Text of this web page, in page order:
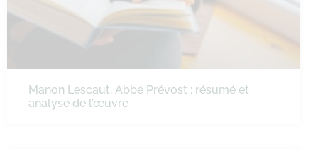
Manon Lescaut, Abbé Prévost : résumé et
analyse de l’œuvre